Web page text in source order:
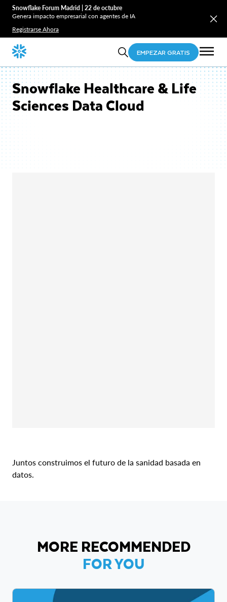
Snowflake Forum Madrid | 22 de octubre
Genera impacto empresarial con agentes de IA
Registrarse Ahora
EMPEZAR GRATIS
Snowflake Healthcare & Life
Sciences Data Cloud
Juntos construimos el futuro de la sanidad basada en
datos.
MORE RECOMMENDED
FOR YOU